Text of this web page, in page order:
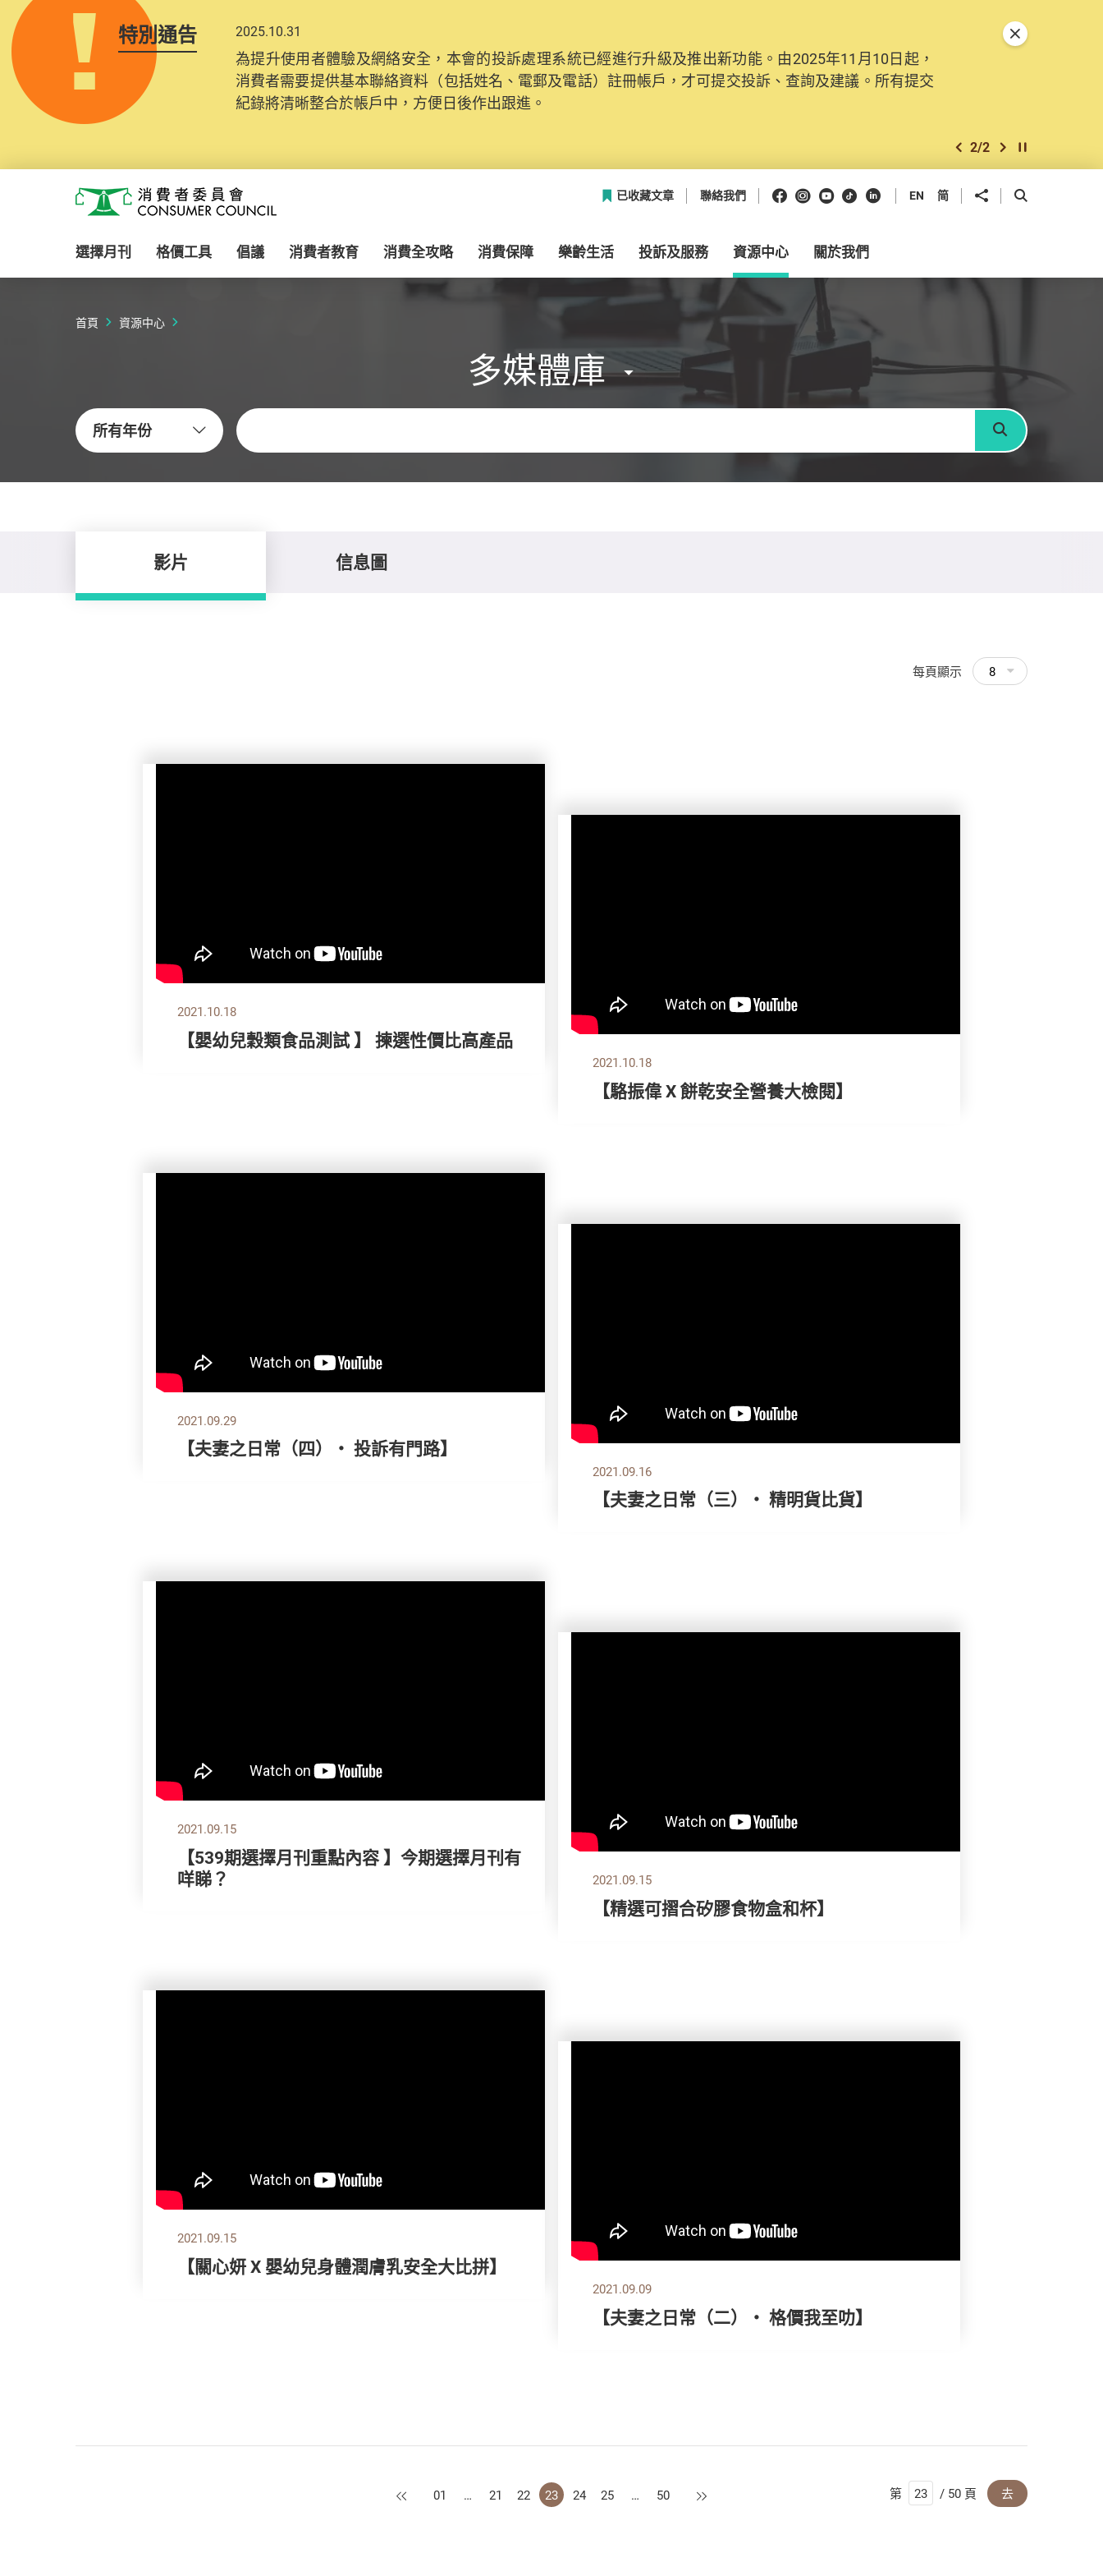
特別通告 2025.10.31
為提升使用者體驗及網絡安全，本會的投訴處理系統已經進行升級及推出新功能。由2025年11月10日起，
消費者需要提供基本聯絡資料（包括姓名、電郵及電話）註冊帳戶，才可提交投訴、查詢及建議。所有提交
紀錄將清晰整合於帳戶中，方便日後作出跟進。
上一個
2/2 下一個開始/暫停幻燈
關閉特別通告
消費者委員會
已收藏文章 聯絡我們 Facebook
Instagram
Youtube
抖音領英 EN 简 分享到 開啟搜尋框
選擇月刊 格價工具 倡議 消費者教育 消費全攻略 消費保障 樂齡生活 投訴及服務 資源中心 關於我們
首頁 資源中心
多媒體庫
所有年份
關鍵字
搜尋
影片 信息圖
每頁顯示 8
2021.10.18
【嬰幼兒穀類食品測試 】 揀選性價比高產品
2021.10.18
【駱振偉 X 餅乾安全營養大檢閱】
2021.09.29
【夫妻之日常（四）‧ 投訴有門路】
2021.09.16
【夫妻之日常（三）‧ 精明貨比貨】
2021.09.15
【539期選擇月刊重點內容 】今期選擇月刊有
咩睇？
2021.09.15
【精選可摺合矽膠食物盒和杯】
2021.09.15
【關心妍 X 嬰幼兒身體潤膚乳安全大比拼】
2021.09.09
【夫妻之日常（二）‧ 格價我至叻】
上一頁
01 … 21 22 23 24 25 … 50 下一頁 第 / 50 頁 去